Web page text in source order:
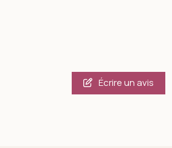
Écrire un avis